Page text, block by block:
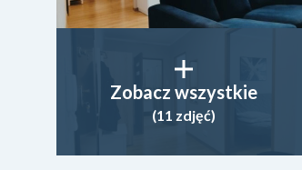
Zobacz wszystkie
(11 zdjęć)